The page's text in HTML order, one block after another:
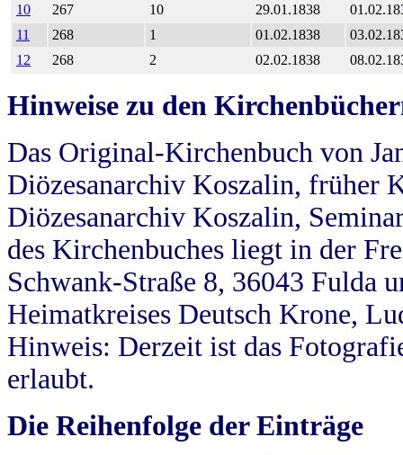
10
267 10 29.01.1838
11
268 1 01.02.1838
12
268 2 02.02.1838
Hinweise zu den
Das Original-Kirchenbuch von
Diözesanarchiv Koszalin, früher
Diözesanarchiv Koszalin,
des Kirchenbuches liegt in der
Schwank-Straße 8, 36043 Fulda
Heimatkreises Deutsch Krone,
Hinweis: Derzeit ist das
erlaubt.
Die Reihenfolge der Einträge